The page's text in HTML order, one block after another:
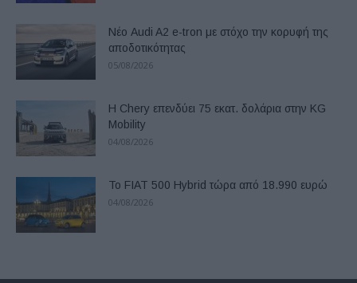
Νέο Audi A2 e-tron με στόχο την κορυφή της
αποδοτικότητας
05/08/2026
Η Chery επενδύει 75 εκατ. δολάρια στην KG
Mobility
04/08/2026
Το FIAT 500 Hybrid τώρα από 18.990 ευρώ
04/08/2026